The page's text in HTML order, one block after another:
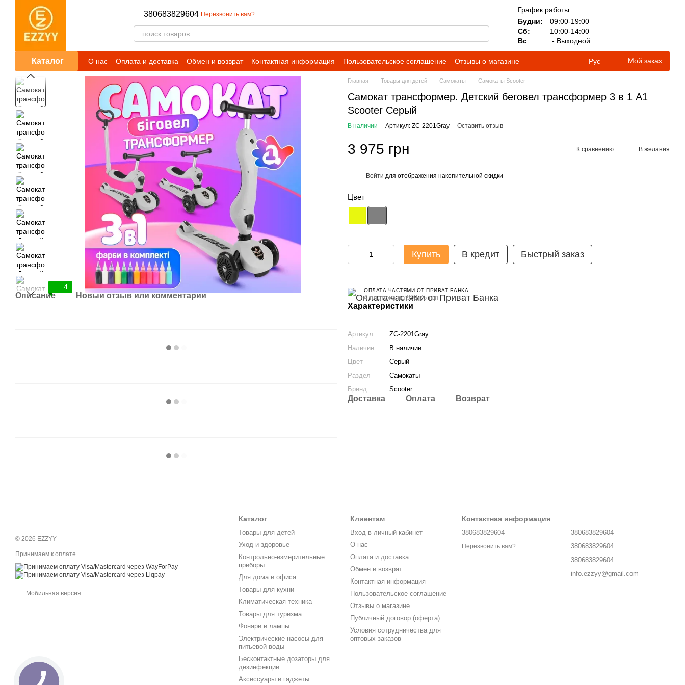
Перейти к основному контенту
380683829604 Перезвонить вам?
График работы:
Будни:
09:00-19:00
Сб:
10:00-14:00
Вс
- Выходной
Каталог О нас Оплата и доставка Обмен и возврат Контактная информация Пользовательское соглашение
Отзывы о магазине
Публичный договор (оферта)
Условия сотрудничества для оптовых заказов
Рус Мой заказ
4
Описание Новый отзыв или комментарий
Главная Товары для детей Самокаты Самокаты Scooter
Самокат трансформер. Детский беговел трансформер 3 в 1 A1
Scooter Серый
В наличии Артикул: ZC-2201Gray Оставить отзыв
3 975 грн К сравнению В желания
Войти для отображения накопительной скидки
Цвет
Купить В кредит Быстрый заказ
ОПЛАТА ЧАСТЯМИ ОТ ПРИВАТ БАНКА
4 платежа по 993.75 грн
Характеристики
Артикул
ZC-2201Gray
Наличие
В наличии
Цвет
Серый
Раздел
Самокаты
Бренд
Scooter
Доставка Оплата Возврат
© 2026 EZZYY
Принимаем к оплате
Мобильная версия
Каталог
Товары для детей
Уход и здоровье
Контрольно-измерительные
приборы
Для дома и офиса
Товары для кухни
Климатическая техника
Товары для туризма
Фонари и лампы
Электрические насосы для
питьевой воды
Бесконтактные дозаторы для
дезинфекции
Аксессуары и гаджеты
Клиентам
Вход в личный кабинет
О нас
Оплата и доставка
Обмен и возврат
Контактная информация
Пользовательское соглашение
Отзывы о магазине
Публичный договор (оферта)
Условия сотрудничества для
оптовых заказов
Контактная информация
380683829604
Перезвонить вам?
380683829604
380683829604
380683829604
info.ezzyy@gmail.com